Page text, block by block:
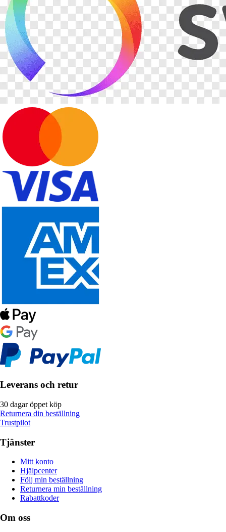
Leverans och retur
30 dagar öppet köp
Returnera din beställning
Trustpilot
Tjänster
Mitt konto
Hjälpcenter
Följ min beställning
Returnera min beställning
Rabattkoder
Om oss